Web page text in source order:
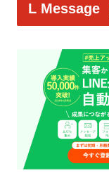
L Message